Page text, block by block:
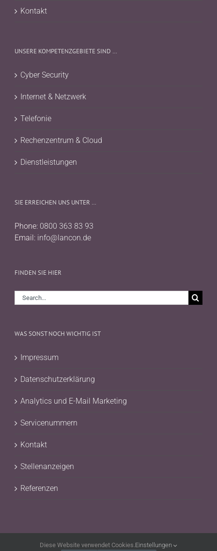
Kontakt
UNSERE KOMPETENZGEBIETE SIND …
Cyber Security
Internet & Netzwerk
Telefonie
Rechenzentrum & Cloud
Dienstleistungen
SIE ERREICHEN UNS UNTER …
Phone: 0800 363 83 93
Email: info@lancon.de
FINDEN SIE HIER
Search
for:
WAS SONST NOCH WICHTIG IST
Impressum
Datenschutzerklärung
Analytics und E-Mail Marketing
Servicenummern
Kontakt
Stellenanzeigen
Referenzen
Diese Website verwendet Cookies.Einstellungen